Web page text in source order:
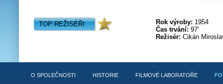
Rok výroby: 1954
Čas trvání: 97'
Režisér: Cikán
TOP REŽISÉŘI
O SPOLEČNOSTI HISTORIE FILMOVÉ LABORATOŘE